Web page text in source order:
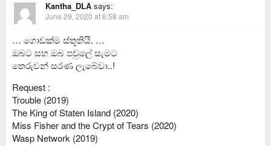
Kantha_DLA says:
June 29, 2020 at 6:58 am
… ගොඩක්ම ස්තූතියි. …
ඔබට සහ ඔබ පවුලේ සැමට
තෙරුවන් සරණ ලැබේවා..!
Request :
Trouble (2019)
The King of Staten Island (2020)
Miss Fisher and the Crypt of Tears (2020)
Wasp Network (2019)